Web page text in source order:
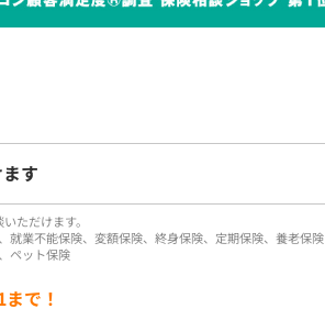
す
ただけます。
業不能保険、変額保険、終身保険、定期保険、養老保険
ペット保険
で！